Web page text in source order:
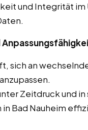
und Integrität
sich an
Zeitdruck und in
Bad Nauheim